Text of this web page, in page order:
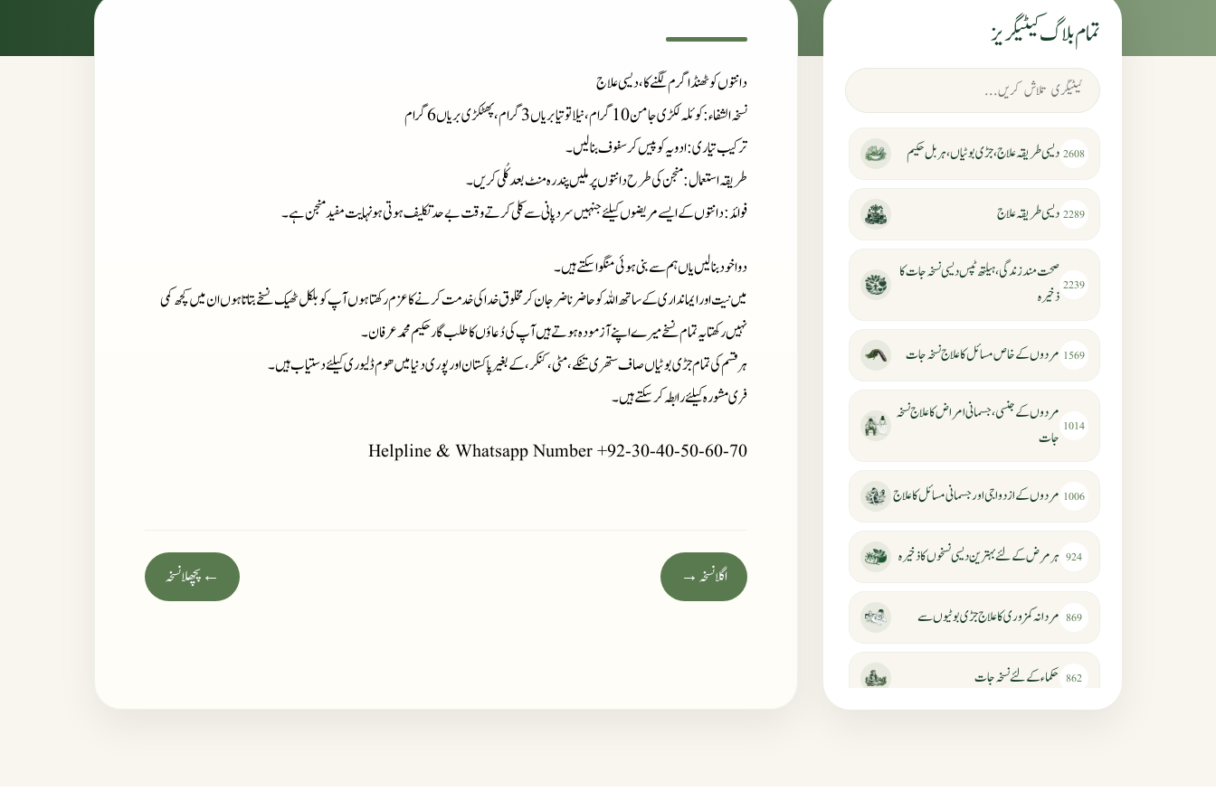
دانتوں کو ٹھنڈا گرم لگنے کا، دیسی علاج
نسخہ الشفاء: کوئلہ لکڑی جامن 10 گرام، نیلا توتیابریاں 3 گرام، پھٹکڑی بریاں 6 گرام
ترکیب تیاری: ادویہ کو پیس کر سفوف بنالیں۔
طریقہ استعمال: منجن کی طرح دانتوں پر ملیں پندرہ منٹ بعد کُلی کریں۔
فوائد: دانتوں کے ایسے مریضوں کیلئے جنہیں سرد پانی سے کلی کرتے وقت بےحد تکلیف ہوتی ہو نہایت مفید منجن ہے۔
دوا خود بنا لیں یاں ہم سے بنی ہوئی منگوا سکتے ہیں۔
میں نیت اور ایمانداری کے ساتھ اللہ کو حاضر ناضر جان کر مخلوق خدا کی خدمت کرنے کا عزم رکھتا ہوں آپ کو بلکل ٹھیک نسخے بتاتا ہوں ان میں کچھ کمی
نہیں رکھتا یہ تمام نسخے میرے اپنے آزمودہ ہوتے ہیں آپ کی دُعاؤں کا طلب گار حکیم محمد عرفان۔
ہر قسم کی تمام جڑی بوٹیاں صاف ستھری تنکے، مٹی، کنکر، کے بغیر پاکستان اور پوری دنیا میں ھوم ڈلیوری کیلئے دستیاب ہیں۔
فری مشورہ کیلئے رابطہ کر سکتے ہیں۔
Helpline & Whatsapp Number +92-30-40-50-60-70
← پچھلا نسخہ اگلا نسخہ →
تمام بلاگ کیٹیگریز
2608 دیسی طریقہ علاج، جڑی بوٹیاں، ہربل حکیم
2289 دیسی طریقہ علاج
2239
صحت مند زندگی، ہیلتھ ٹپس دیسی نسخہ جات کا
ذخیرہ
1569 مردوں کے خاص مسائل کا علاج نسخہ جات
1014
مردوں کے جنسی، جسمانی امراض کا علاج نسخہ
جات
1006 مردوں کے ازدواجی اور جسمانی مسائل کا علاج
924 ہر مرض کے لئے بہترین دیسی نسخوں کا ذخیرہ
869 مردانہ کمزوری کا علاج جڑی بوٹیوں سے
862 حکماء کےلئے نسخہ جات